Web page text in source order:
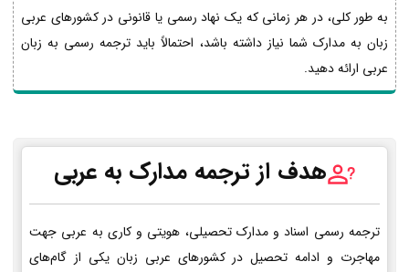
به طور کلی، در هر زمانی که یک نهاد رسمی یا قانونی در کشورهای عربی
زبان به مدارک شما نیاز داشته باشد، احتمالاً باید ترجمه رسمی به زبان
عربی ارائه دهید.
هدف از ترجمه مدارک به عربی
ترجمه رسمی اسناد و مدارک تحصیلی، هویتی و کاری به عربی جهت
مهاجرت و ادامه تحصیل در کشورهای عربی زبان یکی از گام‌های